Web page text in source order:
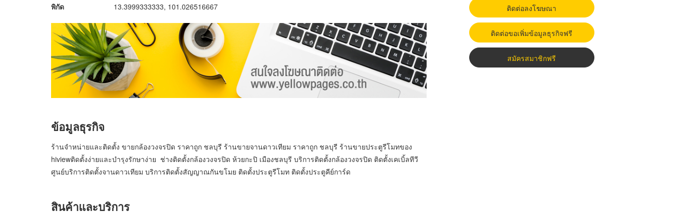
พิกัด 13.3999333333, 101.026516667
ข้อมูลธุรกิจ
ร้านจำหน่ายและติดตั้ง ขายกล้องวงจรปิด ราคาถูก ชลบุรี ร้านขายจานดาวเทียม ราคาถูก ชลบุรี ร้านขายประตูรีโมทของ
hiviewติดตั้งง่ายและบำรุงรักษาง่าย ช่างติดตั้งกล้องวงจรปิด ห้วยกะปิ เมืองชลบุรี บริการติดตั้งกล้องวงจรปิด ติดตั้งเคเบิ้ลทีวี
ศูนย์บริการติดตั้งจานดาวเทียม บริการติดตั้งสัญญาณกันขโมย ติดตั้งประตูรีโมท ติดตั้งประตูคีย์การ์ด
สินค้าและบริการ
ติดต่อลงโฆษณา
ติดต่อขอเพิ่มข้อมูลธุรกิจฟรี
สมัครสมาชิกฟรี